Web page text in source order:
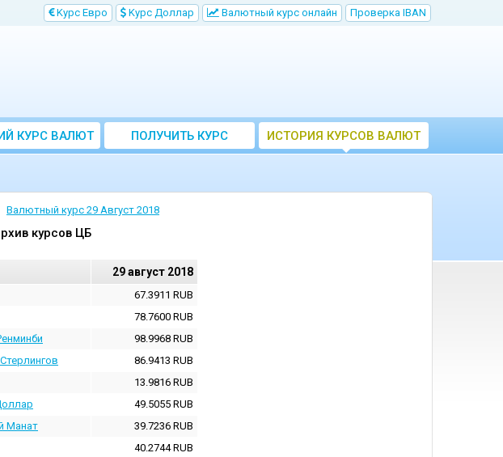
Kурс Евро Kурс Доллар Bалютный курс онлайн Проверка IBAN
КУРС ВАЛЮТ
МЕСЯЦ
ПОЛУЧИТЬ КУРС
ВАЛЮТ ЦБ
ИСТОРИЯ КУРСОВ ВАЛЮТ
ЦБ РФ
Валютный курс 29 Август 2018
курсов ЦБ
29 август 2018
67.3911 RUB
78.7600 RUB
98.9968 RUB
86.9413 RUB
13.9816 RUB
49.5055 RUB
Манат 39.7236 RUB
40.2744RUB